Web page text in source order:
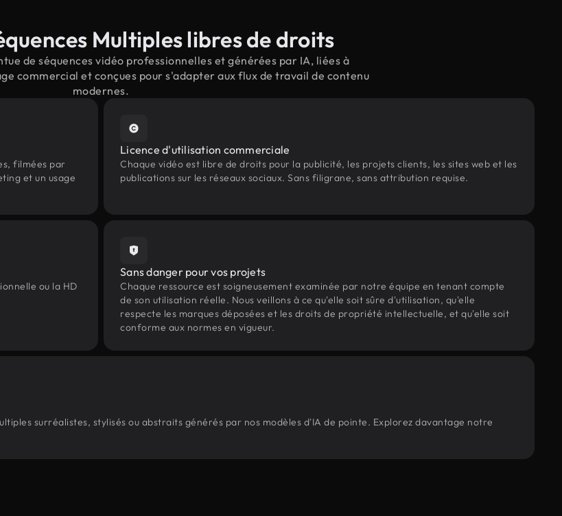
Multiples libres de droits
de séquences vidéo professionnelles et générées par IA, liées à
commercial et conçues pour s'adapter aux flux de travail de contenu
modernes.
filmées par
et un usage
Licence d'utilisation commerciale
Chaque vidéo est libre de droits pour la publicité, les projets clients, les sites web et les
publications sur les réseaux sociaux. Sans filigrane, sans attribution requise.
ou la HD
Sans danger pour vos projets
Chaque ressource est soigneusement examinée par notre équipe en tenant compte
de son utilisation réelle. Nous veillons à ce qu'elle soit sûre d'utilisation, qu'elle
respecte les marques déposées et les droits de propriété intellectuelle, et qu'elle soit
conforme aux normes en vigueur.
surréalistes, stylisés ou abstraits générés par nos modèles d'IA de pointe. Explorez davantage notre